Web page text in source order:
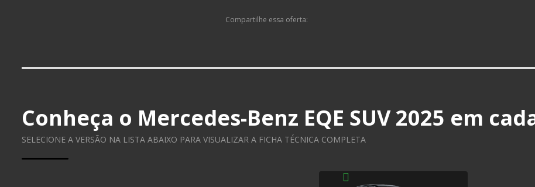
Compartilhe essa oferta:
Conheça o Mercedes-Benz EQE SUV 2025 em
SELECIONE A VERSÃO NA LISTA ABAIXO PARA VISUALIZAR A FICHA TÉCNICA COMPLETA